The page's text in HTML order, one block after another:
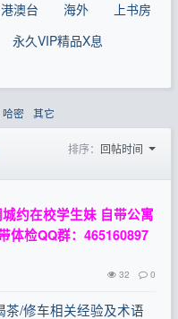
港澳台 海外
上书房
永久VIP精品X息
哈密 其它
排序： 回帖时间
城约在校学生妹 自带公寓
体检QQ群：465160897
32 0
茶/修车相关经验及术语